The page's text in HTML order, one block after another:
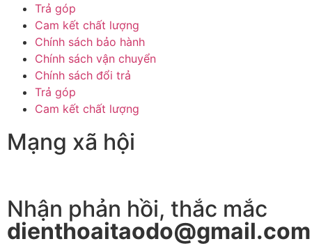
Trả góp
Cam kết chất lượng
Chính sách bảo hành
Chính sách vận chuyển
Chính sách đổi trả
Trả góp
Cam kết chất lượng
Mạng xã hội
Nhận phản hồi, thắc mắc
dienthoaitaodo@gmail.com